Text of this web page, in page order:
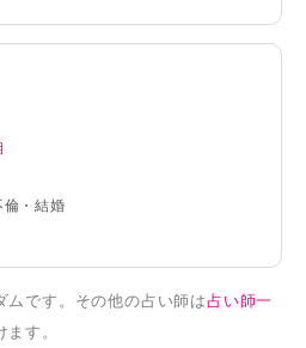
倫・結婚
です。その他の占い師は占い師一
す。